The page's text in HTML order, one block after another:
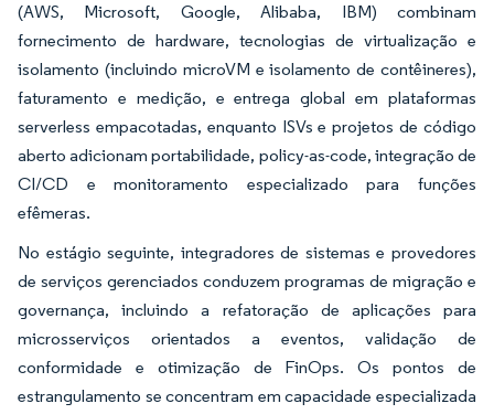
(AWS, Microsoft, Google, Alibaba, IBM) combinam
fornecimento de hardware, tecnologias de virtualização e
isolamento (incluindo microVM e isolamento de contêineres),
faturamento e medição, e entrega global em plataformas
serverless empacotadas, enquanto ISVs e projetos de código
aberto adicionam portabilidade, policy-as-code, integração de
CI/CD e monitoramento especializado para funções
efêmeras.
No estágio seguinte, integradores de sistemas e provedores
de serviços gerenciados conduzem programas de migração e
governança, incluindo a refatoração de aplicações para
microsserviços orientados a eventos, validação de
conformidade e otimização de FinOps. Os pontos de
estrangulamento se concentram em capacidade especializada